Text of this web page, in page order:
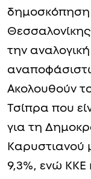
δημοσκόπηση
την
Ακολουθούν
Τσίπρα που
για τη
Καρυστιανού
9,3%, ενώ ΚΚΕ